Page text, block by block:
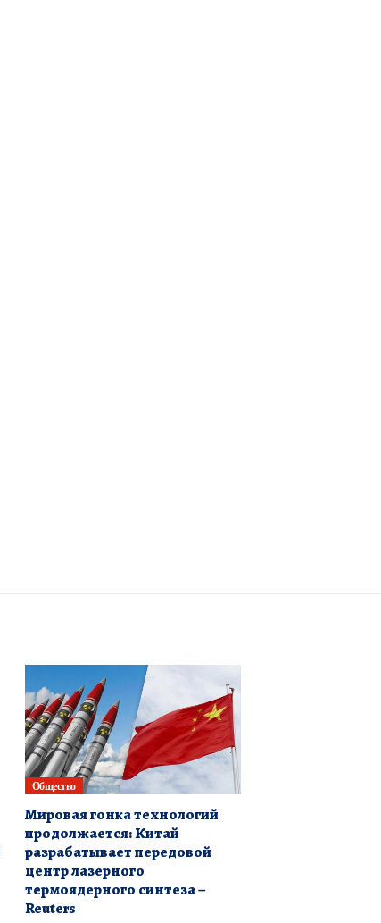
Общество
Мировая гонка технологий
продолжается: Китай
разрабатывает передовой
центр лазерного
термоядерного синтеза –
Reuters